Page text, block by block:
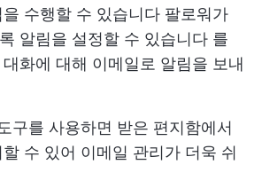
수행할 수 있습니다 팔로워가
알림을 설정할 수 있습니다 를
화에 대해 이메일로 알림을 보내
구를 사용하면 받은 편지함에서
수 있어 이메일 관리가 더욱 쉬